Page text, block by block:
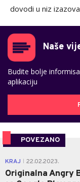
dovodi u niz
Naše
Budite bolje
aplikaciju
POVEZANO
KRAJ 22.02.2023.
Originalna Angry